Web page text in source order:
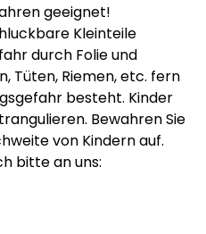
geeignet!
Kleinteile
durch Folie und
Tüten, Riemen, etc. fern
besteht. Kinder
Bewahren Sie
von Kindern auf.
bitte an uns: